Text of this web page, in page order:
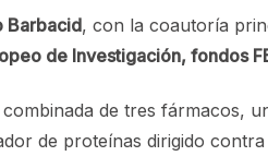
Barbacid, con la coautoría
de Investigación, fondos
de tres fármacos,
de proteínas dirigido contra